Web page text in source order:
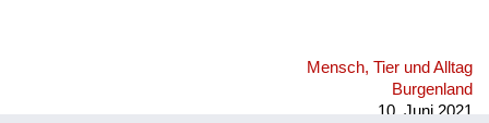
Mensch, Tier und Alltag
Burgenland
10. Juni 2021